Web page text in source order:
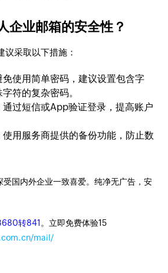
企业邮箱的安全性？
议采取以下措施：
免使用简单密码，建议设置包含字
符的复杂密码。
通过短信或App验证登录，提高账户
使用服务商提供的备份功能，防止数
受国内外企业一致喜爱。纯净无广告，安
转841 。立即免费体验15
mail/